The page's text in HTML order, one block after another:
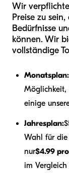
Wir
Preise zu
Bedürfnisse
können. Wir
vollständige
Monatsplan:
Möglichkeit,
einige
Jahresplan:
Wahl für die
nur$4.99
im